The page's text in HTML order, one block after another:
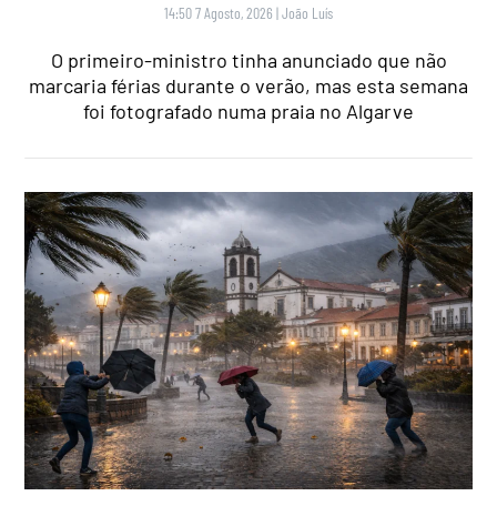
14:50 7 Agosto, 2026 |João Luís
O primeiro-ministro tinha anunciado que não
marcaria férias durante o verão, mas esta semana
foi fotografado numa praia no Algarve